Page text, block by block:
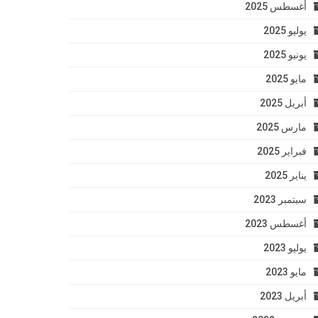
أغسطس 2025
يوليو 2025
يونيو 2025
مايو 2025
أبريل 2025
مارس 2025
فبراير 2025
يناير 2025
سبتمبر 2023
أغسطس 2023
يوليو 2023
مايو 2023
أبريل 2023